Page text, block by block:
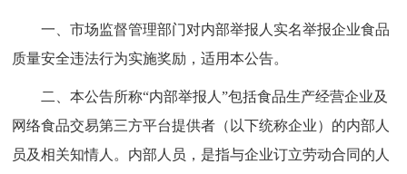
一、市场监督管理部门对内部举报人实名举报企业食品
质量安全违法行为实施奖励，适用本公告。
二、本公告所称“内部举报人”包括食品生产经营企业及
网络食品交易第三方平台提供者（以下统称企业）的内部人
员及相关知情人。内部人员，是指与企业订立劳动合同的人